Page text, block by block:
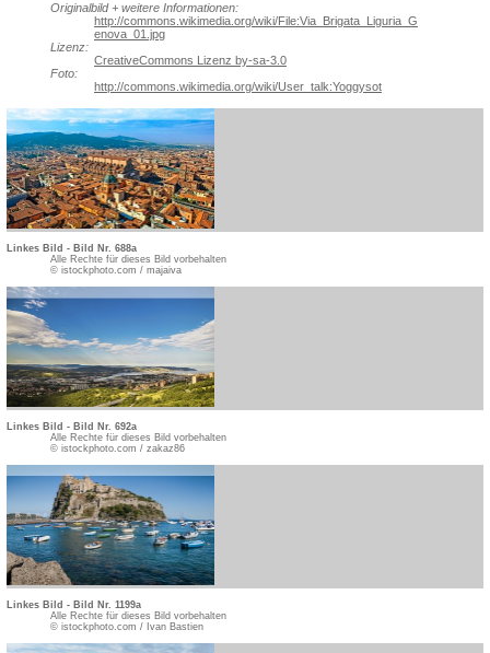
Originalbild + weitere Informationen:
http://commons.wikimedia.org/wiki/File:Via_Brigata_Liguria_G
enova_01.jpg
Lizenz:
CreativeCommons Lizenz by-sa-3.0
Foto:
http://commons.wikimedia.org/wiki/User_talk:Yoggysot
Linkes Bild - Bild Nr. 688a
Alle Rechte für dieses Bild vorbehalten
© istockphoto.com / majaiva
Linkes Bild - Bild Nr. 692a
Alle Rechte für dieses Bild vorbehalten
© istockphoto.com / zakaz86
Linkes Bild - Bild Nr. 1199a
Alle Rechte für dieses Bild vorbehalten
© istockphoto.com / Ivan Bastien